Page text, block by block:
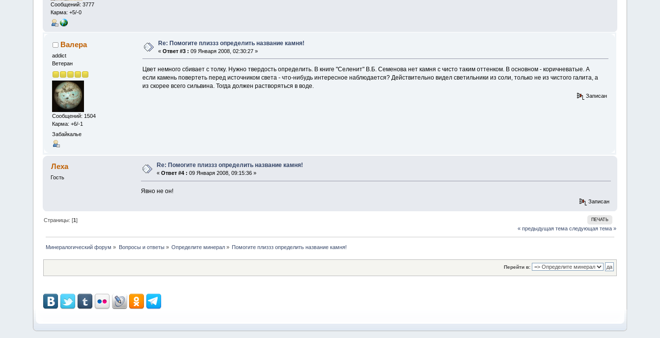
Сообщений: 3777
Карма: +5/-0
Валера
addict
Ветеран
Сообщений: 1504
Карма: +6/-1
Забайкалье
Re: Помогите плиззз определить название камня!
«Ответ #3 : 09 Января 2008, 02:30:27 »
Цвет немного сбивает с толку. Нужно твердость определить. В книге "Селенит" В.Б. Семенова нет камня с чисто таким оттенком. В основном - коричневатые. А
если камень повертеть перед источником света - что-нибудь интересное наблюдается? Действительно видел светильники из соли, только не из чистого галита, а
из скорее всего сильвина. Тогда должен растворяться в воде.
Записан
Леха
Гость
Re: Помогите плиззз определить название камня!
«Ответ #4 : 09 Января 2008, 09:15:36 »
Явно не он!
Записан
ПЕЧАТЬ
Страницы: [1]
« предыдущая тема следующая тема »
Минералогический форум » Вопросы и ответы» Определите минерал » Помогите плиззз определить название камня!
Перейти в: